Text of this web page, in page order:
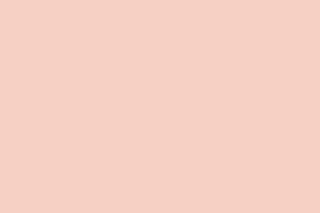
00:02:13: Das ist also
Regelung unterworfen,
00:02:25: